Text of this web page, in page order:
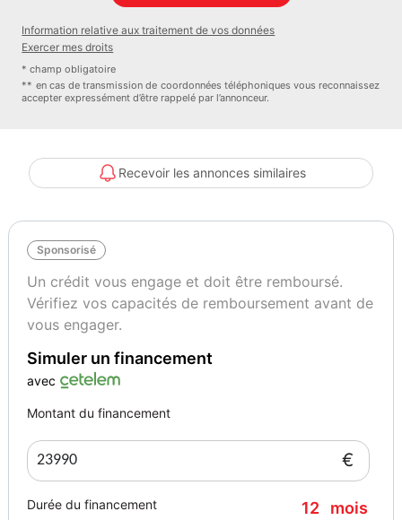
Couleur
Sonic Silver Métallisé
Puissance réelle
Information relative aux traitement de vos données
Exercer mes droits
* champ obligatoire
** en cas de transmission de coordonnées téléphoniques vous reconnaissez
accepter expressément d’être rappelé par l’annonceur.
Recevoir les annonces similaires
Sponsorisé
Un crédit vous engage et doit être remboursé.
Vérifiez vos capacités de remboursement avant de
vous engager.
Simuler un financement
avec
Montant du financement
€
Durée du financement 12 mois